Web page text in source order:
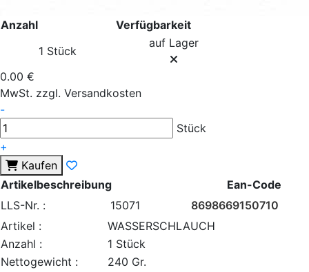
Anzahl
Verfügbarkeit
1 Stück
auf Lager
0.00 €
MwSt. zzgl. Versandkosten
-
Stück
+
Kaufen
Artikelbeschreibung
Ean-Code
LLS-Nr. :
15071
8698669150710
Artikel :
WASSERSCHLAUCH
Anzahl :
1 Stück
Nettogewicht :
240 Gr.